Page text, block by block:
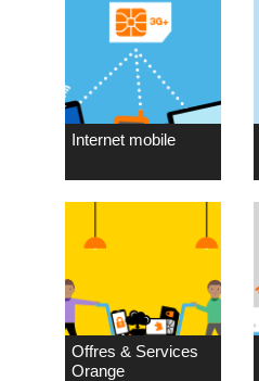
Internet mobile
Offres & Services
Orange